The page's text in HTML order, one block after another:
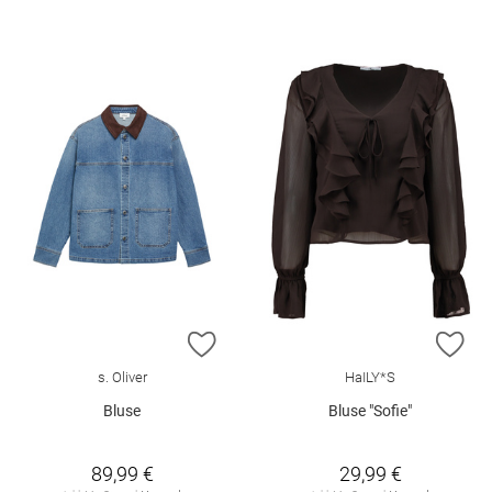
ZUR WUNSCHLISTE HINZUFÜGEN
s. Oliver
Bluse
89,99 €
HaILY*S
Bluse "Sofie"
29,99 €